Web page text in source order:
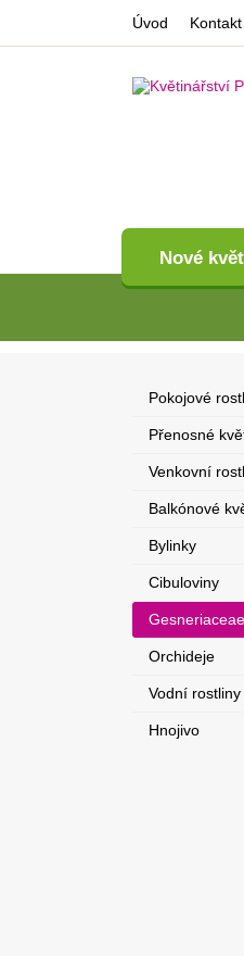
Nové
Úvod Kontakt
Pokojové
Přenosné
Venkovní
Balkónové
Bylinky
Cibuloviny
Orchideje
Vodní rostliny
Hnojivo